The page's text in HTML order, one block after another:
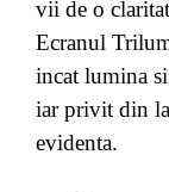
vii de o
Ecranul
incat lumina
iar privit din
evidenta.